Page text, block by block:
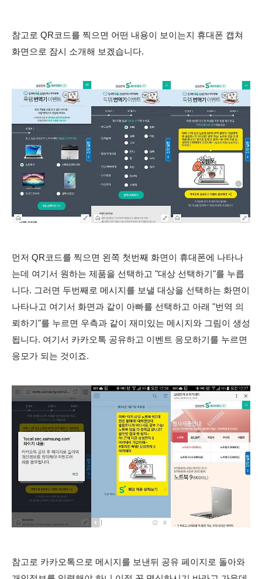
참고로 QR코드를 찍으면 어떤 내용이 보이는지 휴대폰 캡쳐
화면으로 잠시 소개해 보겠습니다.
먼저 QR코드를 찍으면 왼쪽 첫번째 화면이 휴대폰에 나타나
는데 여기서 원하는 제품을 선택하고 "대상 선택하기"를 누릅
니다. 그러면 두번째로 메시지를 보낼 대상을 선택하는 화면이
나타나고 여기서 화면과 같이 아빠를 선택하고 아래 "번역 의
뢰하기"를 누르면 우측과 같이 재미있는 메시지와 그림이 생성
됩니다. 여기서 카카오톡 공유하고 이벤트 응모하기를 누르면
응모가 되는 것이죠.
참고로 카카오톡으로 메시지를 보낸뒤 공유 페이지로 돌아와